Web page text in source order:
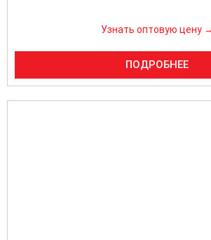
Узнать оптовую цену →
ПОДРОБНЕЕ